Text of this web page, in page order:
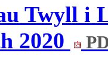
Twyll i
2020